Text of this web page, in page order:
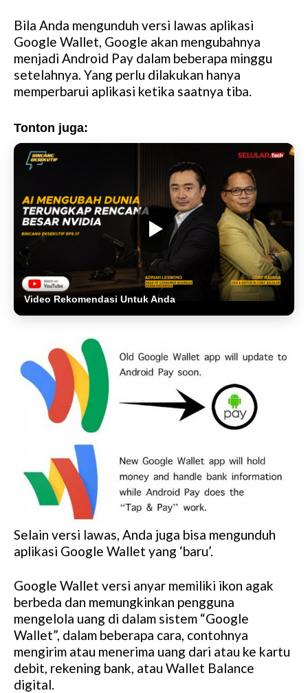
Bila Anda mengunduh versi lawas aplikasi
Google Wallet, Google akan mengubahnya
menjadi Android Pay dalam beberapa minggu
setelahnya. Yang perlu dilakukan hanya
memperbarui aplikasi ketika saatnya tiba.
Tonton juga:
Video Rekomendasi Untuk Anda
Selain versi lawas, Anda juga bisa mengunduh
aplikasi Google Wallet yang ‘baru’.
Google Wallet versi anyar memiliki ikon agak
berbeda dan memungkinkan pengguna
mengelola uang di dalam sistem “Google
Wallet”, dalam beberapa cara, contohnya
mengirim atau menerima uang dari atau ke kartu
debit, rekening bank, atau Wallet Balance
digital.